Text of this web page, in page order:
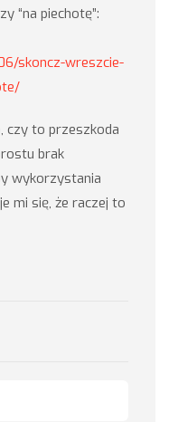
“na piechotę”:
skoncz-wreszcie-
czy to przeszkoda
brak
wykorzystania
mi się, że raczej to